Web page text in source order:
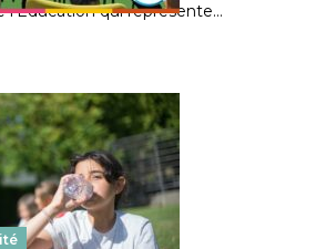
l’Éducation qui représente…